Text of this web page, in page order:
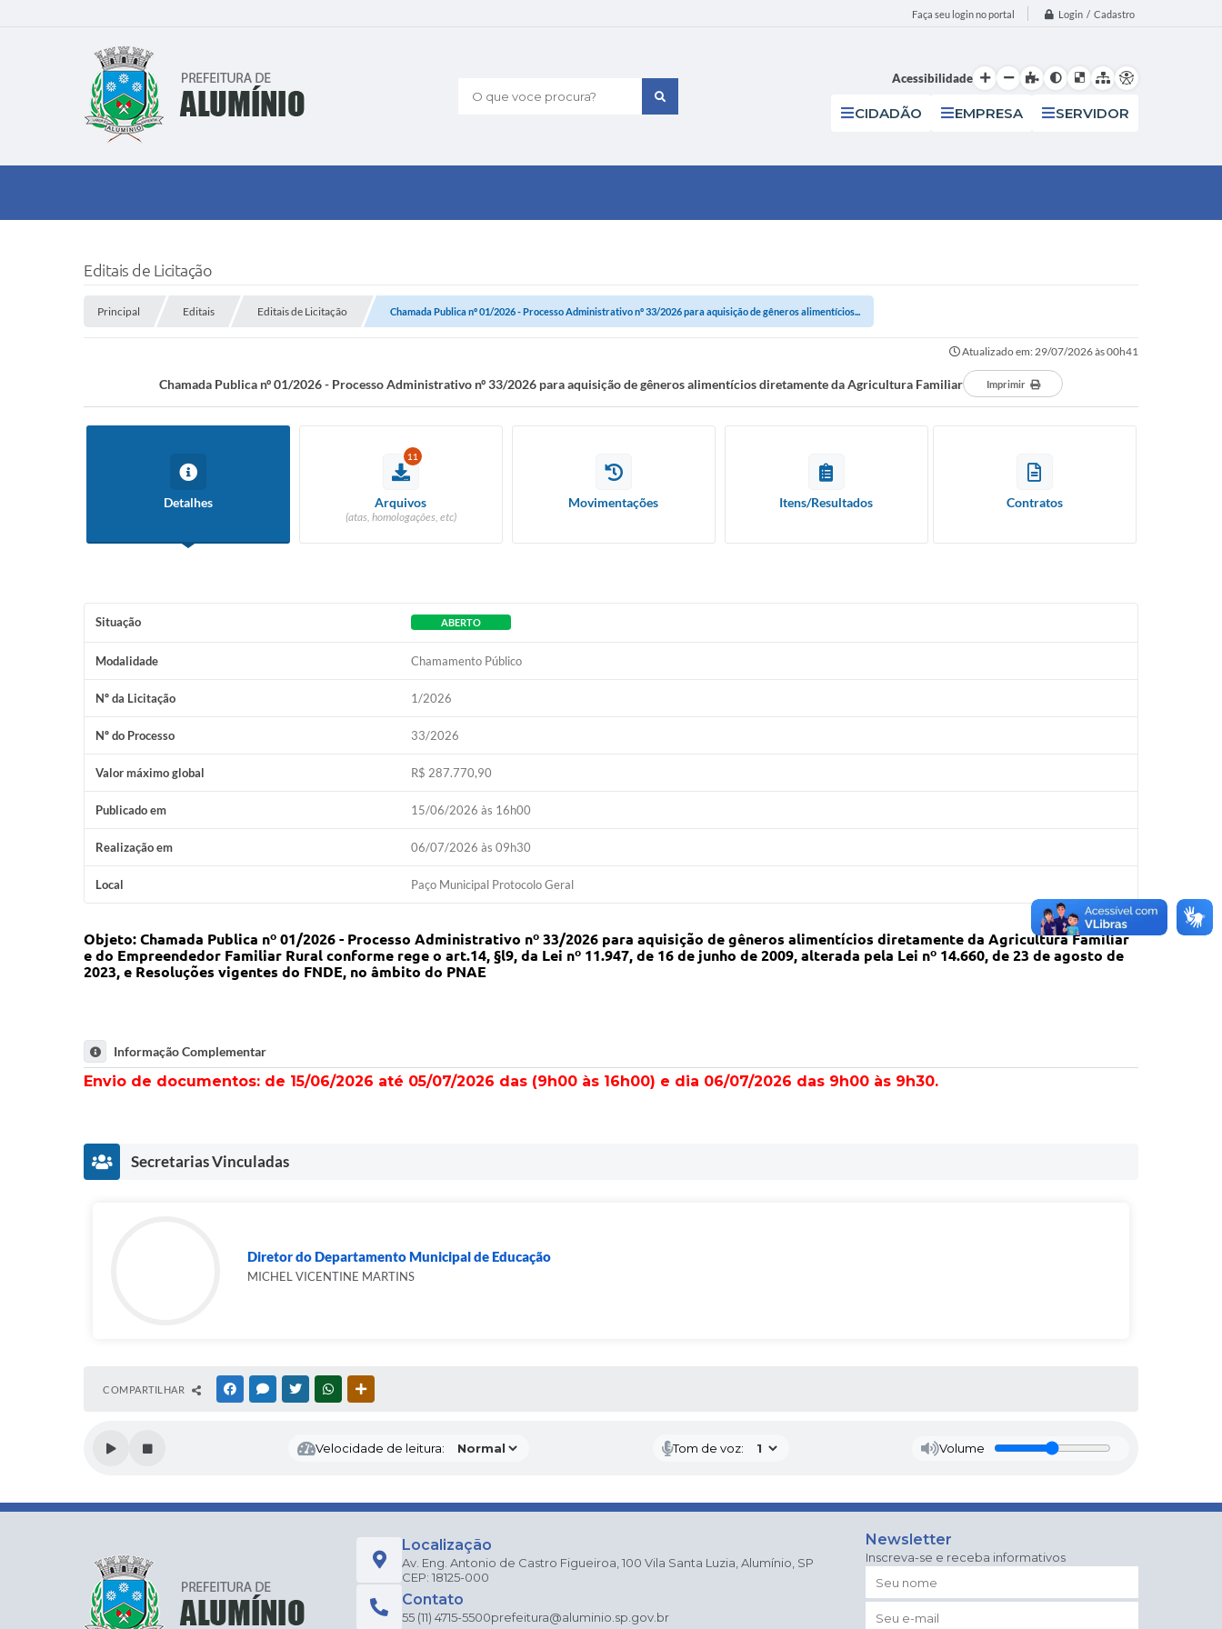
Faça seu login no portal Login / Cadastro
O que voce procura?
Acessibilidade
CIDADÃO EMPRESA SERVIDOR
Editais de Licitação
Principal Editais Editais de Licitação Chamada Publica nº 01/2026 - Processo Administrativo nº 33/2026 para aquisição de gêneros alimentícios...
Atualizado em: 29/07/2026 às 00h41
Chamada Publica nº 01/2026 - Processo Administrativo nº 33/2026 para aquisição de gêneros alimentícios diretamente da Agricultura Familiar Imprimir
Detalhes
11
Arquivos
(atas, homologações, etc)
Movimentações Itens/Resultados Contratos
Situação ABERTO
Modalidade Chamamento Público
Nº da Licitação 1/2026
Nº do Processo 33/2026
Valor máximo global R$ 287.770,90
Publicado em 15/06/2026 às 16h00
Realização em 06/07/2026 às 09h30
Local Paço Municipal Protocolo Geral
Objeto: Chamada Publica nº 01/2026 - Processo Administrativo nº 33/2026 para aquisição de gêneros alimentícios diretamente da Agricultura Familiar
e do Empreendedor Familiar Rural conforme rege o art.14, §l9, da Lei nº 11.947, de 16 de junho de 2009, alterada pela Lei nº 14.660, de 23 de agosto de
2023, e Resoluções vigentes do FNDE, no âmbito do PNAE
Informação Complementar
Envio de documentos: de 15/06/2026 até 05/07/2026 das (9h00 às 16h00) e dia 06/07/2026 das 9h00 às 9h30.
Secretarias Vinculadas
Diretor do Departamento Municipal de Educação
MICHEL VICENTINE MARTINS
COMPARTILHAR FACEBOOKMESSENGER
TWITTERWHATSAPP
Velocidade de leitura: Tom de voz: Volume
Localização
Av. Eng. Antonio de Castro Figueiroa, 100 Vila Santa Luzia, Alumínio, SP
CEP: 18125-000
Contato
55 (11) 4715-5500prefeitura@aluminio.sp.gov.br
Newsletter
Inscreva-se e receba informativos